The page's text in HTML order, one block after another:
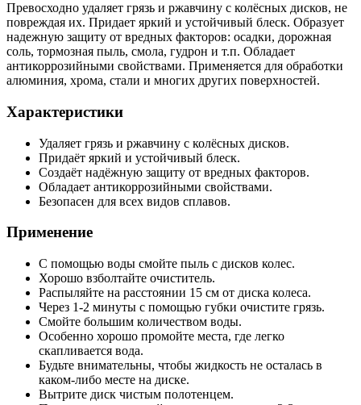
Превосходно удаляет грязь и ржавчину с колёсных дисков, не
повреждая их. Придает яркий и устойчивый блеск. Образует
надежную защиту от вредных факторов: осадки, дорожная
соль, тормозная пыль, смола, гудрон и т.п. Обладает
антикоррозийными свойствами. Применяется для обработки
алюминия, хрома, стали и многих других поверхностей.
Характеристики
Удаляет грязь и ржавчину с колёсных дисков.
Придаёт яркий и устойчивый блеск.
Создаёт надёжную защиту от вредных факторов.
Обладает антикоррозийными свойствами.
Безопасен для всех видов сплавов.
Применение
С помощью воды смойте пыль с дисков колес.
Хорошо взболтайте очиститель.
Распыляйте на расстоянии 15 см от диска колеса.
Через 1-2 минуты с помощью губки очистите грязь.
Смойте большим количеством воды.
Особенно хорошо промойте места, где легко
скапливается вода.
Будьте внимательны, чтобы жидкость не осталась в
каком-либо месте на диске.
Вытрите диск чистым полотенцем.